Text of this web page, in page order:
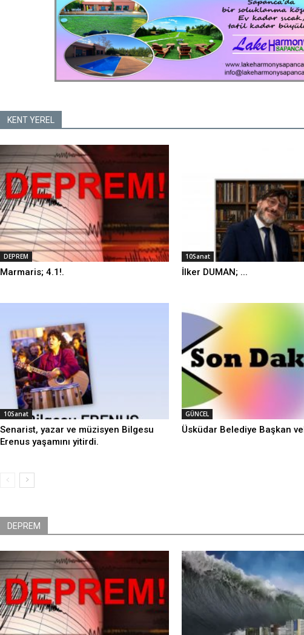
KENT YEREL
DEPREM
Marmaris; 4.1!.
10Sanat
İlker DUMAN; ...
10Sanat
Senarist, yazar ve müzisyen Bilgesu
Erenus yaşamını yitirdi.
GÜNCEL
Üsküdar Belediye Başkan
DEPREM